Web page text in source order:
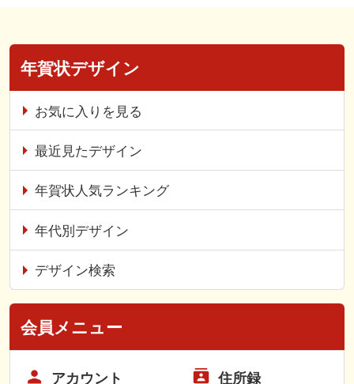
年賀状デザイン
お気に入りを見る
最近見たデザイン
年賀状人気ランキング
年代別デザイン
デザイン検索
会員メニュー
アカウント 住所録